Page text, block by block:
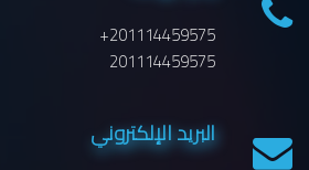
+201114459575
201114459575
البريد الإلكتروني